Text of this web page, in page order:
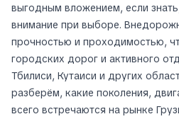
выгодным вложением, если
внимание при выборе.
прочностью и проходимостью,
городских дорог и активного
Тбилиси, Кутаиси и других
разберём, какие поколения,
всего встречаются на рынке